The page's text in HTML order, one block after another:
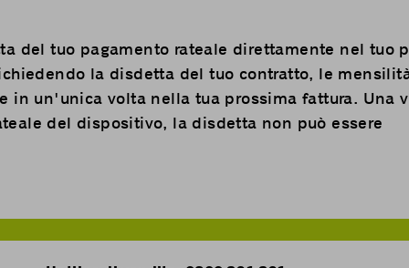
del tuo pagamento rateale direttamente nel tuo
la disdetta del tuo contratto, le
in un'unica volta nella tua prossima fattura. Una
del dispositivo, la disdetta non può essere